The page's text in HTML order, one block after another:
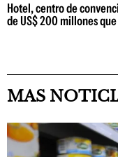
Hotel, centro de
de US$ 200 millones
MAS